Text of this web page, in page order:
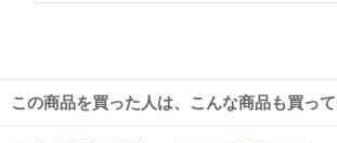
この商品を買った人は、こんな商品も買っ